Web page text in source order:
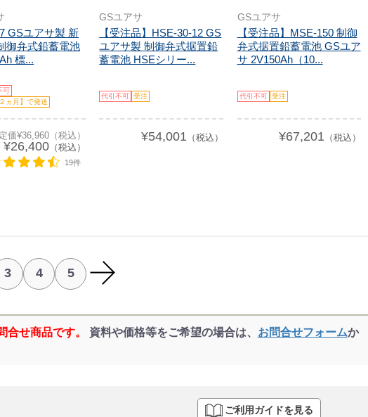
GSユアサ製 新
御弁式鉛蓄電池
標...
可
ヵ月】で発送
定価¥36,960（税込）
¥26,400（税込）
19件
GSユアサ
【受注品】HSE-30-12 GS
ユアサ製 制御弁式据置鉛
蓄電池 HSEシリー...
代引不可 受注
¥54,001 （税込）
GSユアサ
【受注品】MSE-150 制御
弁式据置鉛蓄電池 GSユア
サ 2V150Ah（10...
代引不可 受注
¥67,201 （税込）
3 4 5
せ商品です。 資料や価格等をご希望の場合は、 お問合せフォームか
ご利用ガイドを見る